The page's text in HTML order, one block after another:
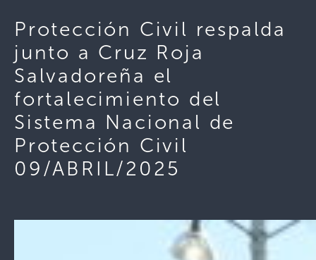
Protección Civil respalda
junto a Cruz Roja
Salvadoreña el
fortalecimiento del
Sistema Nacional de
Protección Civil
09/ABRIL/2025